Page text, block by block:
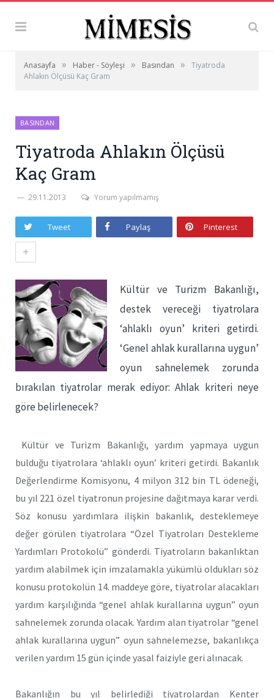
Anasayfa » Haber - Söyleşi » Basından »
Tiyatroda
Ahlakın Ölçüsü Kaç Gram
BASINDAN
Tiyatroda Ahlakın Ölçüsü
Kaç Gram
29.11.2013 Yorum yapılmamış
Tweet Paylaş Pinterest
+
Kültür ve Turizm Bakanlığı,
destek vereceği tiyatrolara
‘ahlaklı oyun’ kriteri getirdi.
‘Genel ahlak kurallarına uygun’
oyun sahnelemek zorunda
bırakılan tiyatrolar merak ediyor: Ahlak kriteri neye
göre belirlenecek?
Kültür ve Turizm Bakanlığı, yardım yapmaya uygun
bulduğu tiyatrolara ‘ahlaklı oyun’ kriteri getirdi. Bakanlık
Değerlendirme Komisyonu, 4 milyon 312 bin TL ödeneği,
bu yıl 221 özel tiyatronun projesine dağıtmaya karar verdi.
Söz konusu yardımlara ilişkin bakanlık, desteklemeye
değer görülen tiyatrolara “Özel Tiyatroları Destekleme
Yardımları Protokolü” gönderdi. Tiyatroların bakanlıktan
yardım alabilmek için imzalamakla yükümlü oldukları söz
konusu protokolün 14. maddeye göre, tiyatrolar alacakları
yardım karşılığında “genel ahlak kurallarına uygun” oyun
sahnelemek zorunda olacak. Yardım alan tiyatrolar “genel
ahlak kurallarına uygun” oyun sahnelemezse, bakanlıkça
verilen yardım 15 gün içinde yasal faiziyle geri alınacak.
Bakanlığın bu yıl belirlediği tiyatrolardan Kenter